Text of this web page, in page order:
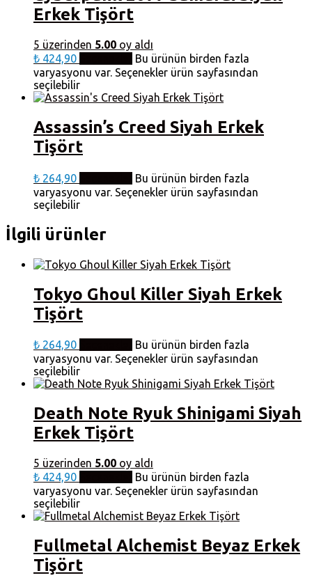
Erkek Tişört
5 üzerinden 5.00 oy aldı
₺ 424,90
Bu ürünün birden fazla
varyasyonu var. Seçenekler ürün sayfasından
seçilebilir
Assassin’s Creed Siyah Erkek
Tişört
₺ 264,90
Bu ürünün birden fazla
varyasyonu var. Seçenekler ürün sayfasından
seçilebilir
İlgili ürünler
Tokyo Ghoul Killer Siyah Erkek
Tişört
₺ 264,90
Bu ürünün birden fazla
varyasyonu var. Seçenekler ürün sayfasından
seçilebilir
Death Note Ryuk Shinigami Siyah
Erkek Tişört
5 üzerinden 5.00 oy aldı
₺ 424,90
Bu ürünün birden fazla
varyasyonu var. Seçenekler ürün sayfasından
seçilebilir
Fullmetal Alchemist Beyaz Erkek
Tişört